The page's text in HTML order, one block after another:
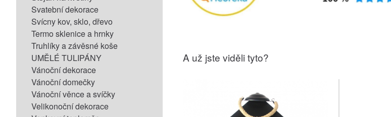
Svatební dekorace
Svícny kov, sklo, dřevo
Termo sklenice a hrnky
Truhlíky a závěsné koše
UMĚLÉ TULIPÁNY
Vánoční dekorace
Vánoční domečky
Vánoční věnce a svíčky
Velikonoční dekorace
A už jste viděli tyto?